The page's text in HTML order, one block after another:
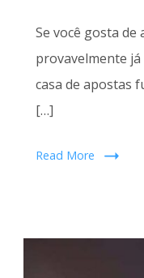
Se você gosta
provavelmente
casa de apostas
[…]
Read More